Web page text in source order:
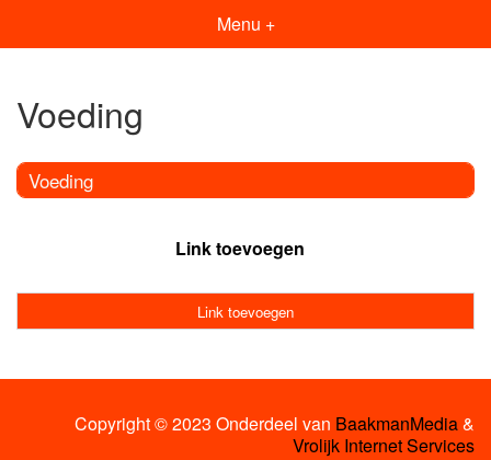
Menu +
Voeding
Voeding
Link toevoegen
Link toevoegen
Copyright © 2023 Onderdeel van BaakmanMedia&
Vrolijk Internet Services